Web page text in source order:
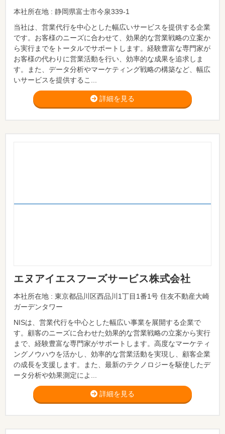
本社所在地 : 静岡県富士市今泉339-1
当社は、営業代行を中心とした幅広いサービスを提供する企業
です。お客様のニーズに合わせて、効果的な営業戦略の立案か
ら実行までをトータルでサポートします。経験豊富な専門家が
お客様の代わりに営業活動を行い、効率的な成果を追求しま
す。また、データ分析やマーケティング戦略の構築など、幅広
いサービスを提供するこ...
詳細を見る
エヌアイエスフーズサービス株式会社
本社所在地 : 東京都品川区西品川1丁目1番1号 住友不動産大崎
ガーデンタワー
NISは、営業代行を中心とした幅広い事業を展開する企業で
す。顧客のニーズに合わせた効果的な営業戦略の立案から実行
まで、経験豊富な専門家がサポートします。高度なマーケティ
ングノウハウを活かし、効率的な営業活動を実現し、顧客企業
の成長を支援します。また、最新のテクノロジーを駆使したデ
ータ分析や効果測定によ...
詳細を見る